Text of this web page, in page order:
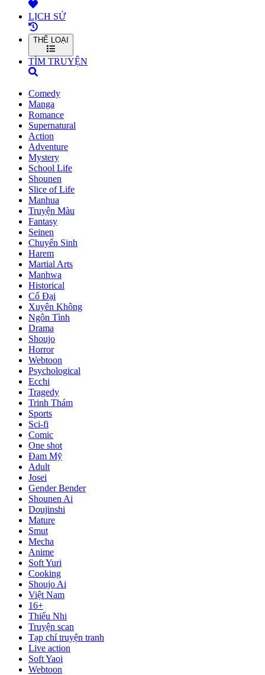
LỊCH SỬ
THỂ LOẠI
TÌM TRUYỆN
Comedy
Manga
Romance
Supernatural
Action
Adventure
Mystery
School Life
Shounen
Slice of Life
Manhua
Truyện Màu
Fantasy
Seinen
Chuyển Sinh
Harem
Martial Arts
Manhwa
Historical
Cổ Đại
Xuyên Không
Ngôn Tình
Drama
Shoujo
Horror
Webtoon
Psychological
Ecchi
Tragedy
Trinh Thám
Sports
Sci-fi
Comic
One shot
Đam Mỹ
Adult
Josei
Gender Bender
Shounen Ai
Doujinshi
Mature
Smut
Mecha
Anime
Soft Yuri
Cooking
Shoujo Ai
Việt Nam
16+
Thiếu Nhi
Truyện scan
Tạp chí truyện tranh
Live action
Soft Yaoi
Webtoon